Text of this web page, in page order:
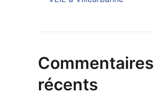
Commentaires
récents